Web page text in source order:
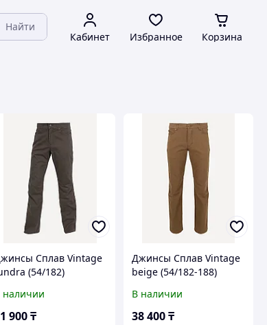
Найти
Кабинет Избранное Корзина
Сплав Vintage
(54/182)
наличии
900 ₸
Джинсы Сплав Vintage
beige (54/182-188)
В наличии
38 400₸